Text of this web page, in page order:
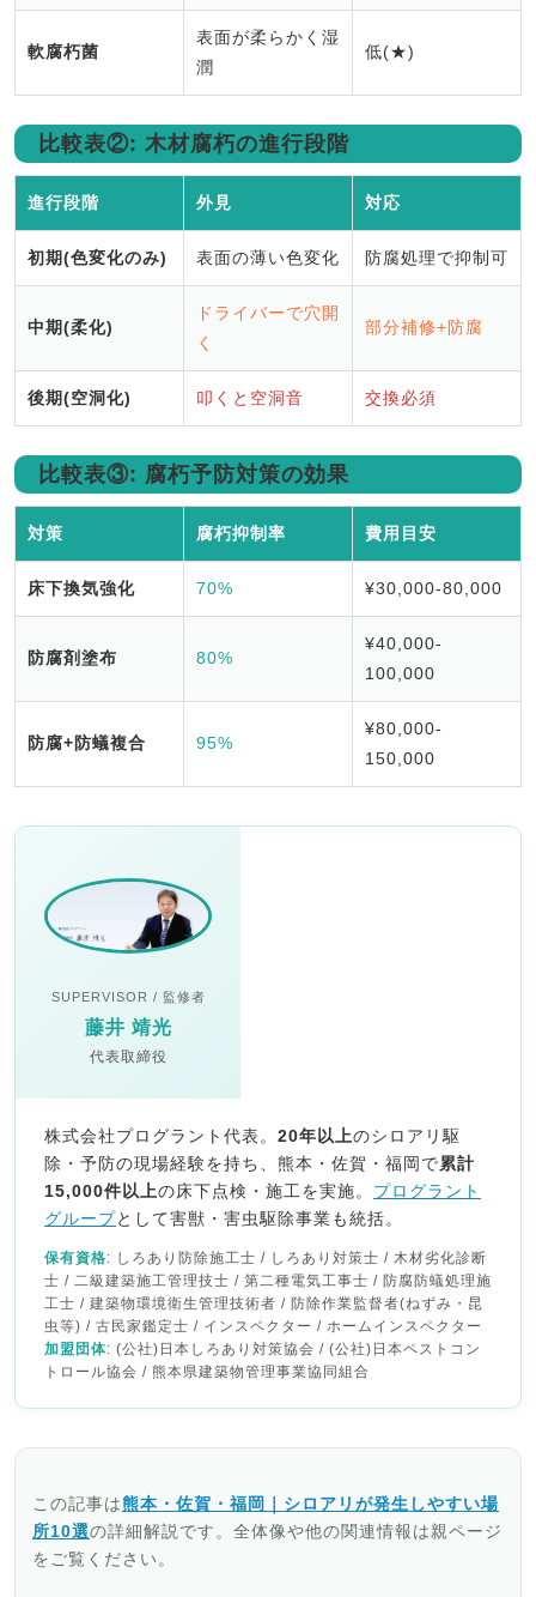
軟腐朽菌
表面が柔らかく湿
潤
低(★)
比較表②: 木材腐朽の進行段階
進行段階 外見 対応
初期(色変化のみ) 表面の薄い色変化 防腐処理で抑制可
中期(柔化)
ドライバーで穴開
く
部分補修+防腐
後期(空洞化) 叩くと空洞音 交換必須
比較表③: 腐朽予防対策の効果
対策 腐朽抑制率 費用目安
床下換気強化 70% ¥30,000-80,000
防腐剤塗布 80%
¥40,000-
100,000
防腐+防蟻複合 95%
¥80,000-
150,000
SUPERVISOR / 監修者
藤井 靖光
代表取締役
株式会社プログラント代表。 20年以上のシロアリ駆
除・予防の現場経験を持ち、熊本・佐賀・福岡で累計
15,000件以上の床下点検・施工を実施。 プログラント
グループとして害獣・害虫駆除事業も統括。
保有資格: しろあり防除施工士 / しろあり対策士 / 木材劣化診断
士 / 二級建築施工管理技士 / 第二種電気工事士 / 防腐防蟻処理施
工士 / 建築物環境衛生管理技術者 / 防除作業監督者(ねずみ・昆
虫等) / 古民家鑑定士 / インスペクター / ホームインスペクター
加盟団体: (公社)日本しろあり対策協会 / (公社)日本ペストコン
トロール協会 / 熊本県建築物管理事業協同組合
この記事は熊本・佐賀・福岡｜シロアリが発生しやすい場
所10選の詳細解説です。全体像や他の関連情報は親ページ
をご覧ください。